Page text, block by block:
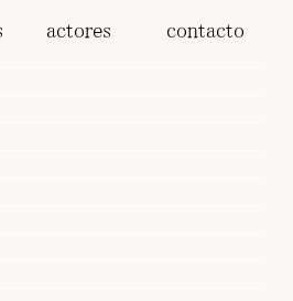
actores contacto